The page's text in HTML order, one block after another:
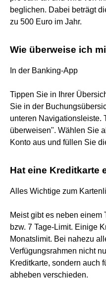
beglichen. Dabei beträgt
zu 500 Euro im Jahr.
Wie überweise ich
In der Banking-App
Tippen Sie in Ihrer
Sie in der
unteren Navigationsleiste.
überweisen". Wählen Sie
Konto aus und füllen Sie
Hat eine Kreditkarte
Alles Wichtige zum
Meist gibt es neben einem
bzw. 7 Tage-Limit. Einige
Monatslimit. Bei nahezu
Verfügungsrahmen nicht
Kreditkarte, sondern auch
abheben verschieden.